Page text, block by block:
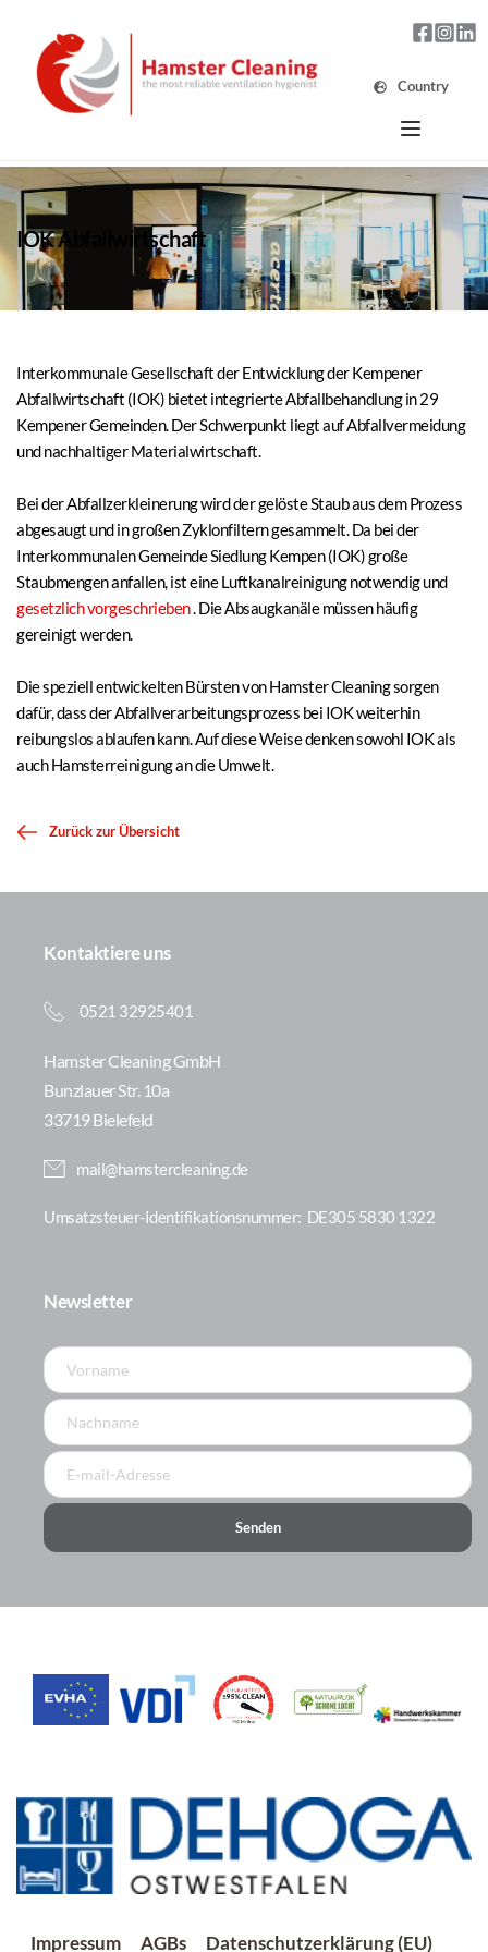
Country
IOK Abfallwirtschaft
Interkommunale Gesellschaft der Entwicklung der Kempener
Abfallwirtschaft (IOK) bietet integrierte Abfallbehandlung in 29
Kempener Gemeinden. Der Schwerpunkt liegt auf Abfallvermeidung
und nachhaltiger Materialwirtschaft.
Bei der Abfallzerkleinerung wird der gelöste Staub aus dem Prozess
abgesaugt und in großen Zyklonfiltern gesammelt. Da bei der
Interkommunalen Gemeinde Siedlung Kempen (IOK) große
Staubmengen anfallen, ist eine Luftkanalreinigung notwendig und
gesetzlich vorgeschrieben . Die Absaugkanäle müssen häufig
gereinigt werden.
Die speziell entwickelten Bürsten von Hamster Cleaning sorgen
dafür, dass der Abfallverarbeitungsprozess bei IOK weiterhin
reibungslos ablaufen kann. Auf diese Weise denken sowohl IOK als
auch Hamsterreinigung an die Umwelt.
Zurück zur Übersicht
Kontaktiere uns
0521 32925401
Hamster Cleaning GmbH
Bunzlauer Str. 10a
33719 Bielefeld
mail@hamstercleaning.de
Umsatzsteuer-Identifikationsnummer: DE305 5830 1322
Newsletter
Senden
Impressum AGBs Datenschutzerklärung (EU)